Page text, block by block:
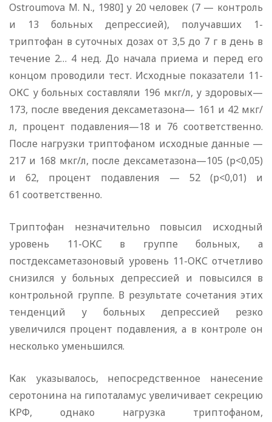
Ostroumova M. N., 1980] у 20 человек (7 — контроль
и 13 больных депрессией), получавших 1-
триптофан в суточных дозах от 3,5 до 7 г в день в
течение 2… 4 нед. До начала приема и перед его
концом проводили тест. Исходные показатели 11-
ОКС у больных составляли 196 мкг/л, у здоровых—
173, после введения дексаметазона— 161 и 42 мкг/
л, процент подавления—18 и 76 соответственно.
После нагрузки триптофаном исходные данные —
217 и 168 мкг/л, после дексаметазона—105 (р<0,05)
и 62, процент подавления — 52 (р<0,01) и
61 соответственно.
Триптофан незначительно повысил исходный
уровень 11-ОКС в группе больных, а
постдексаметазоновый уровень 11-ОКС отчетливо
снизился у больных депрессией и повысился в
контрольной группе. В результате сочетания этих
тенденций у больных депрессией резко
увеличился процент подавления, а в контроле он
несколько уменьшился.
Как указывалось, непосредственное нанесение
серотонина на гипоталамус увеличивает секрецию
КРФ, однако нагрузка триптофаном,